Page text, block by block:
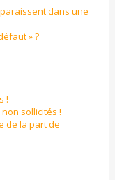
dans une
» ?
!
sollicités !
de la part de